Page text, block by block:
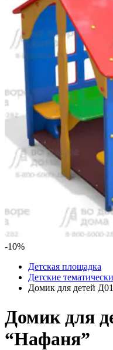
-10%
Детская площадка
Детские
Домик для детей
Домик для
“Нафаня”